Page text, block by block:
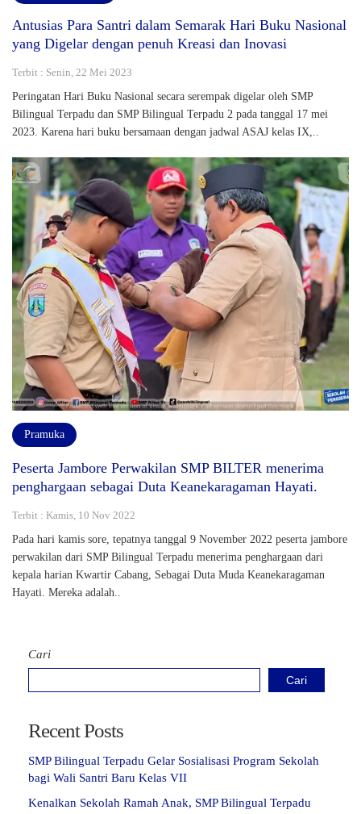
Antusias Para Santri dalam Semarak Hari Buku Nasional
yang Digelar dengan penuh Kreasi dan Inovasi
Terbit : Senin, 22 Mei 2023
Peringatan Hari Buku Nasional secara serempak digelar oleh SMP
Bilingual Terpadu dan SMP Bilingual Terpadu 2 pada tanggal 17 mei
2023. Karena hari buku bersamaan dengan jadwal ASAJ kelas IX,..
Pramuka
Peserta Jambore Perwakilan SMP BILTER menerima
penghargaan sebagai Duta Keanekaragaman Hayati.
Terbit : Kamis, 10 Nov 2022
Pada hari kamis sore, tepatnya tanggal 9 November 2022 peserta jambore
perwakilan dari SMP Bilingual Terpadu menerima penghargaan dari
kepala harian Kwartir Cabang, Sebagai Duta Muda Keanekaragaman
Hayati. Mereka adalah..
Cari
Cari
Recent Posts
SMP Bilingual Terpadu Gelar Sosialisasi Program Sekolah
bagi Wali Santri Baru Kelas VII
Kenalkan Sekolah Ramah Anak, SMP Bilingual Terpadu